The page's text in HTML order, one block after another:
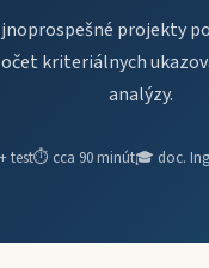
projekty
kriteriálnych
analýzy.
test⏱ cca 90 minút🎓 doc.